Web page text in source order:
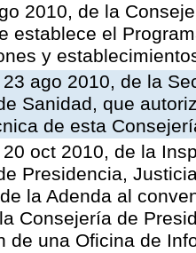
2010, de la
establece el
y
ago 2010, de la
Sanidad, que
de esta
oct 2010, de la
Presidencia,
la Adenda al
Consejería de
de una Oficina de